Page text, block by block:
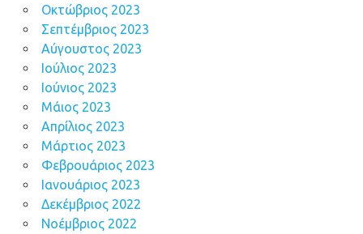
Οκτώβριος 2023
Σεπτέμβριος 2023
Αύγουστος 2023
Ιούλιος 2023
Ιούνιος 2023
Μάιος 2023
Απρίλιος 2023
Μάρτιος 2023
Φεβρουάριος 2023
Ιανουάριος 2023
Δεκέμβριος 2022
Νοέμβριος 2022